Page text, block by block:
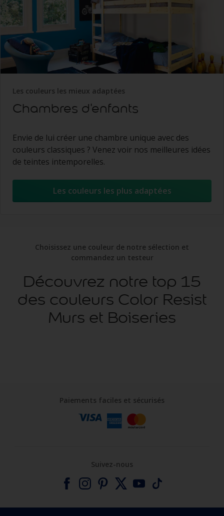
Les couleurs les mieux adaptées
Chambres d'enfants
Envie de lui créer une chambre unique avec des
couleurs classiques ? Venez voir nos meilleures idées
de teintes intemporelles.
Les couleurs les plus adaptées
Choisissez une couleur de notre sélection et
commandez un testeur
Découvrez notre top 15
des couleurs Color Resist
Murs et Boiseries
Paiements faciles et sécurisés
Suivez-nous